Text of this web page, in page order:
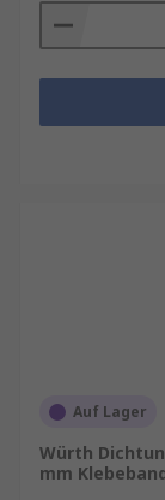
Auf Lager
Würth
mm